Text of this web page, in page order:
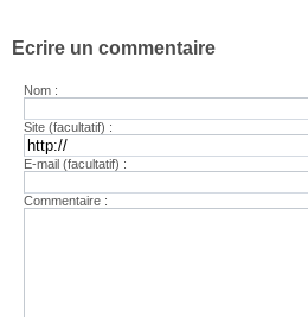
Ecrire un commentaire
Nom :
Site (facultatif) :
E-mail (facultatif) :
Commentaire :